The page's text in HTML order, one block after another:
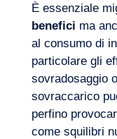
È essenziale
benefici ma
al consumo di
particolare gli
sovradosaggio
sovraccarico
perfino
come squilibri